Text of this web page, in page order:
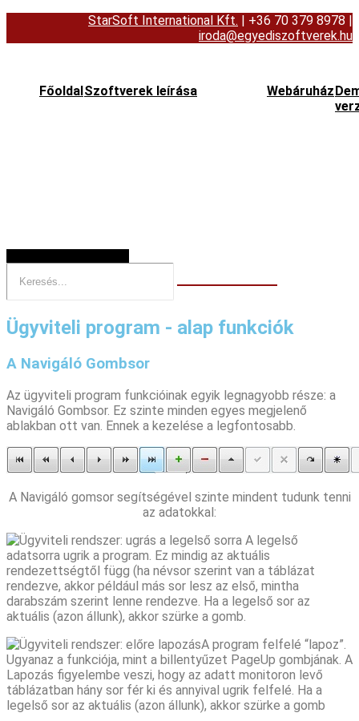
StarSoft International Kft. | +36 70 379 8978 |
iroda@egyediszoftverek.hu
FőoldalSzoftverek leírása Webáruház
Ügyviteli program - alap funkciók
A Navigáló Gombsor
Az ügyviteli program funkcióinak egyik legnagyobb része: a
Navigáló Gombsor. Ez szinte minden egyes megjelenő
ablakban ott van. Ennek a kezelése a legfontosabb.
A Navigáló gomsor segítségével szinte mindent tudunk tenni
az adatokkal:
A legelső
adatsorra ugrik a program. Ez mindig az aktuális
rendezettségtől függ (ha névsor szerint van a táblázat
rendezve, akkor például más sor lesz az első, mintha
darabszám szerint lenne rendezve. Ha a legelső sor az
aktuális (azon állunk), akkor szürke a gomb.
A program felfelé “lapoz”.
Ugyanaz a funkciója, mint a billentyűzet PageUp gombjának. A
Lapozás figyelembe veszi, hogy az adatt monitoron levő
táblázatban hány sor fér ki és annyival ugrik felfelé. Ha a
legelső sor az aktuális (azon állunk), akkor szürke a gomb